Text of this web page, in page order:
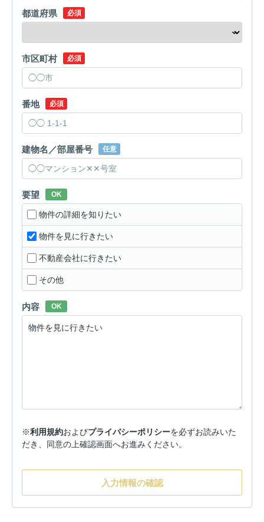
都道府県 必須
市区町村 必須
番地 必須
建物名／部屋番号 任意
要望 OK
物件の詳細を知りたい
物件を見に行きたい
不動産会社に行きたい
その他
内容 OK
※利用規約およびプライバシーポリシーを必ずお読みいた
だき、同意の上確認画面へお進みください。
入力情報の確認